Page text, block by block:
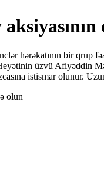
hərəkatının bir qrup
üzvü Afiyəddin
istismar olunur.
olun